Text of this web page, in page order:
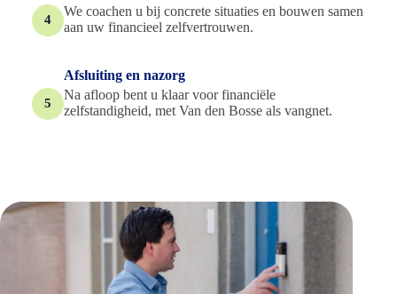
4
We coachen u bij concrete situaties en bouwen samen
aan uw financieel zelfvertrouwen.
5
Afsluiting en nazorg
Na afloop bent u klaar voor financiële
zelfstandigheid, met Van den Bosse als vangnet.